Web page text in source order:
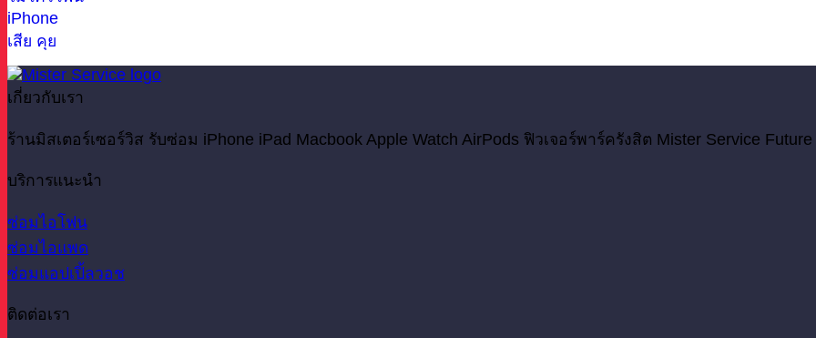
เกี่ยวกับเรา
ร้านมิสเตอร์เซอร์วิส รับซ่อม iPhone iPad Macbook Apple Watch AirPods ฟิวเจอร์พาร์ครังสิต Mister Service
บริการแนะนำ
ซ่อมไอโฟน
ซ่อมไอแพด
ซ่อมแอปเปิ้ลวอช
ติดต่อเรา